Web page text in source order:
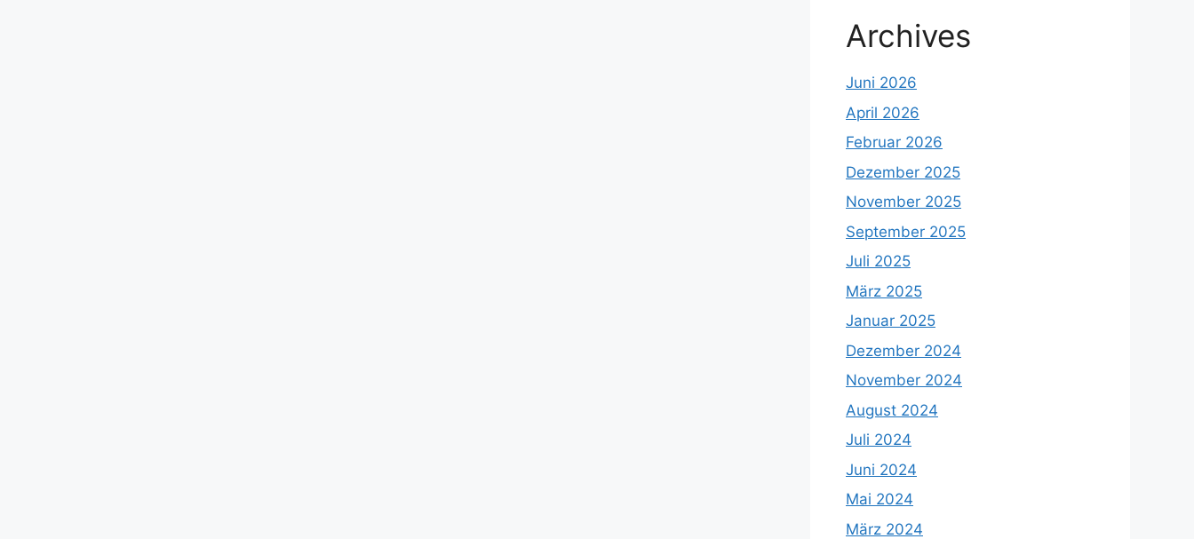
Archives
Juni 2026
April 2026
Februar 2026
Dezember 2025
November 2025
September 2025
Juli 2025
März 2025
Januar 2025
Dezember 2024
November 2024
August 2024
Juli 2024
Juni 2024
Mai 2024
März 2024